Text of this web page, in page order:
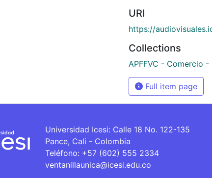
URI
https://
Collections
APFFVC - Comercio -
Full item page
Universidad Icesi: Calle 18 No. 122-135
Pance, Cali - Colombia
Teléfono: +57 (602) 555 2334
ventanillaunica@icesi.edu.co